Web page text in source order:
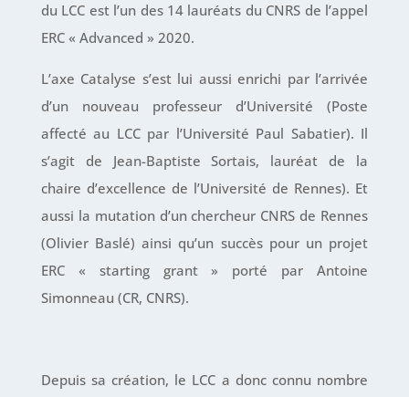
du LCC est l’un des 14 lauréats du CNRS de l’appel
ERC « Advanced » 2020.
L’axe Catalyse s’est lui aussi enrichi par l’arrivée
d’un nouveau professeur d’Université (Poste
affecté au LCC par l’Université Paul Sabatier). Il
s’agit de Jean-Baptiste Sortais, lauréat de la
chaire d’excellence de l’Université de Rennes). Et
aussi la mutation d’un chercheur CNRS de Rennes
(Olivier Baslé) ainsi qu’un succès pour un projet
ERC « starting grant » porté par Antoine
Simonneau (CR, CNRS).
Depuis sa création, le LCC a donc connu nombre